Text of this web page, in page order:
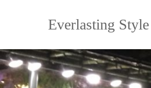
Everlasting Style